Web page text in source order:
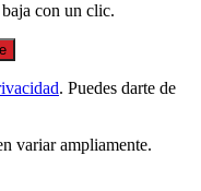
con un clic.
. Puedes darte de
variar ampliamente.